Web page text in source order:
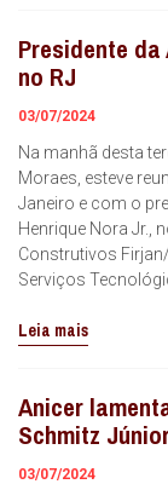
Presidente
no RJ
03/07/2024
Na manhã desta
Moraes, esteve
Janeiro e com o
Henrique Nora Jr.,
Construtivos
Serviços
Leia mais
Anicer
Schmitz
03/07/2024